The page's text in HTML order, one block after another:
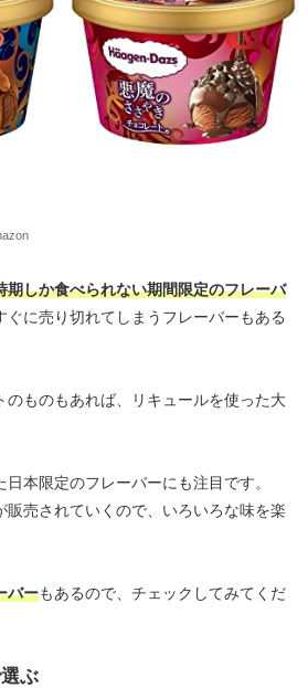
期しか食べられない期間限定のフレーバ
ぐに売り切れてしまうフレーバーもある
のものもあれば、リキュールを使った大
本限定のフレーバーにも注目です。
販売されていくので、いろいろな味を楽
バーもあるので、チェックしてみてくだ
ぶ